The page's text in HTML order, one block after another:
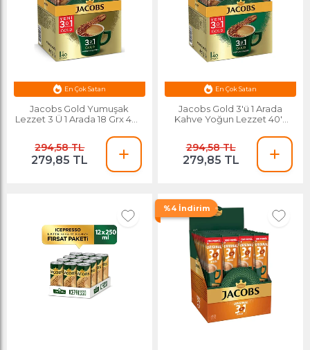
En Çok Satan
Jacobs Gold Yumuşak
Lezzet 3 Ü 1 Arada 18 Grx 40'lı
294,58 TL
279,85 TL
En Çok Satan
Jacobs Gold 3'ü 1 Arada
Kahve Yoğun Lezzet 40'lı
294,58 TL
279,85 TL
%4 İndirim